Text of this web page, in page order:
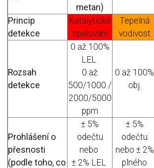
metan)
Princip
detekce
Katalytické
spalování
Tepelná
vodivost
Rozsah
detekce
0 až 100%
LEL
0 až
500/1000 /
2000/5000
ppm
0 až 100%
obj.
Prohlášení o
přesnosti
(podle toho, co
± 5%
odečtu
nebo
± 2% LEL
± 5%
odečtu
nebo ± 2%
plného